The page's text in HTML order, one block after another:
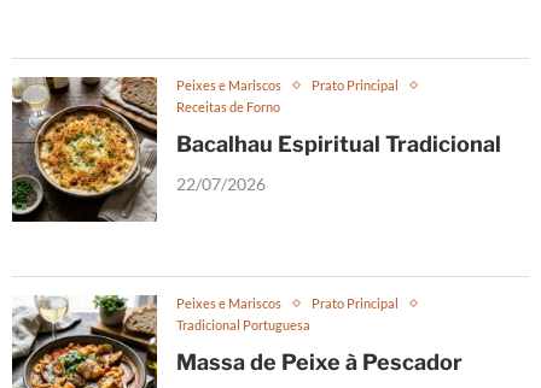
Peixes e Mariscos
Prato Principal
Receitas de Forno
Bacalhau Espiritual Tradicional
22/07/2026
Peixes e Mariscos
Prato Principal
Tradicional Portuguesa
Massa de Peixe à Pescador